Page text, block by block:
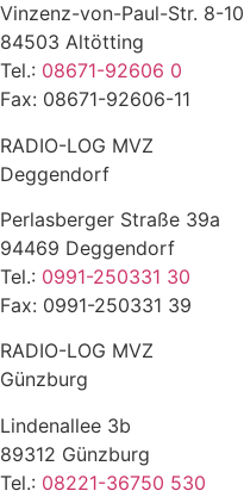
Vinzenz-von-Paul-Str. 8-10
84503 Altötting
Tel.: 08671-92606 0
Fax: 08671-92606-11
RADIO-LOG MVZ
Deggendorf
Perlasberger Straße 39a
94469 Deggendorf
Tel.: 0991-250331 30
Fax: 0991-250331 39
RADIO-LOG MVZ
Günzburg
Lindenallee 3b
89312 Günzburg
Tel.: 08221-36750 530